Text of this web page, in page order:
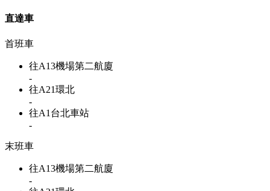
直達車
首班車
往A13機場第二航廈
-
往A21環北
-
往A1台北車站
-
末班車
往A13機場第二航廈
-